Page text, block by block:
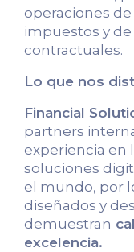
operaciones
impuestos y
contractuales.
Lo que nos
Financial
partners
experiencia en
soluciones
el mundo, por
diseñados y
demuestran
excelencia.